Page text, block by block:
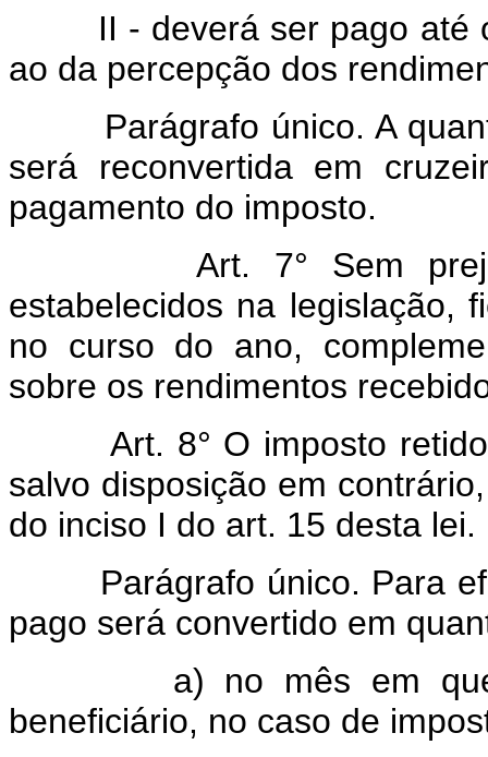
II - deverá ser pago até
ao da percepção dos
Parágrafo único. A
será reconvertida em
pagamento do imposto.
Art. 7° Sem
estabelecidos na legislação,
no curso do ano,
sobre os rendimentos
Art. 8° O imposto
salvo disposição em
do inciso I do art. 15 desta lei.
Parágrafo único. Para
pago será convertido em
a) no mês em que os
beneficiário, no caso de